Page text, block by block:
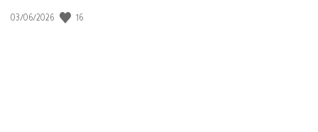
:
state
Date
03/06/2026 16